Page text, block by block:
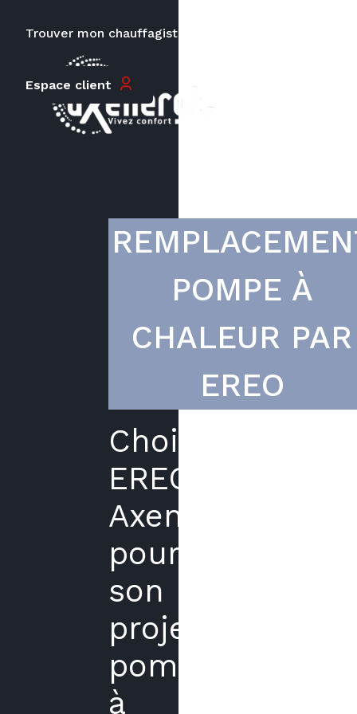
Trouver mon chauffagiste
Espace client
POMPE À
CHALEUR PAR
EREO
Choisir
EREO
Axenergie
pour
son
projet
pompe
à